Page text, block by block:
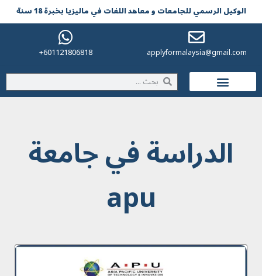
الوکیل الرسمي للجامعات و معاهد اللغات في مالیزیا بخبرة 18 سنة
applyformalaysia@gmail.com
601121806818+
الدراسة في جامعة
apu